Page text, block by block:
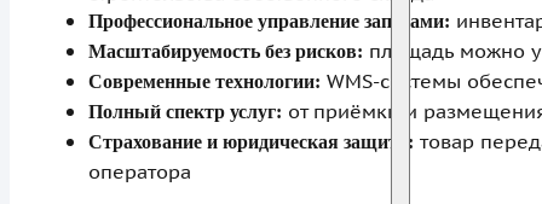
Профессиональное управление запасами:
Масштабируемость без рисков: площадь можно
Современные технологии: WMS-системы
Полный спектр услуг: от приёмки и
Страхование и юридическая защита: товар
оператора